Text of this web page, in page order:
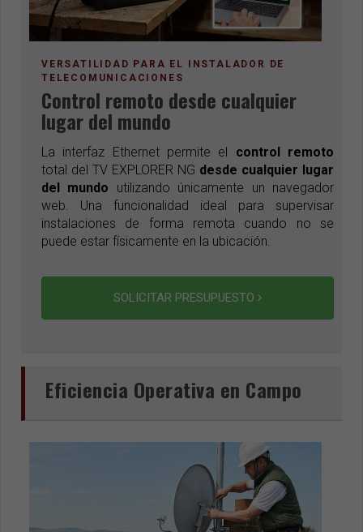
VERSATILIDAD PARA EL INSTALADOR DE
TELECOMUNICACIONES
Control remoto desde cualquier
lugar del mundo
La interfaz Ethernet permite el control remoto
total del TV EXPLORER NG desde cualquier lugar
del mundo utilizando únicamente un navegador
web. Una funcionalidad ideal para supervisar
instalaciones de forma remota cuando no se
puede estar físicamente en la ubicación.
SOLICITAR PRESUPUESTO
Eficiencia Operativa en Campo